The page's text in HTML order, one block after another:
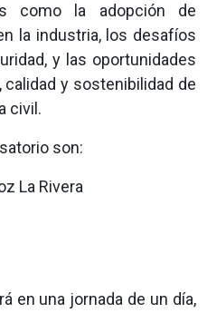
como la adopción de
la industria, los desafíos
y las oportunidades
y sostenibilidad de
civil.
son:
La Rivera
en una jornada de un día,